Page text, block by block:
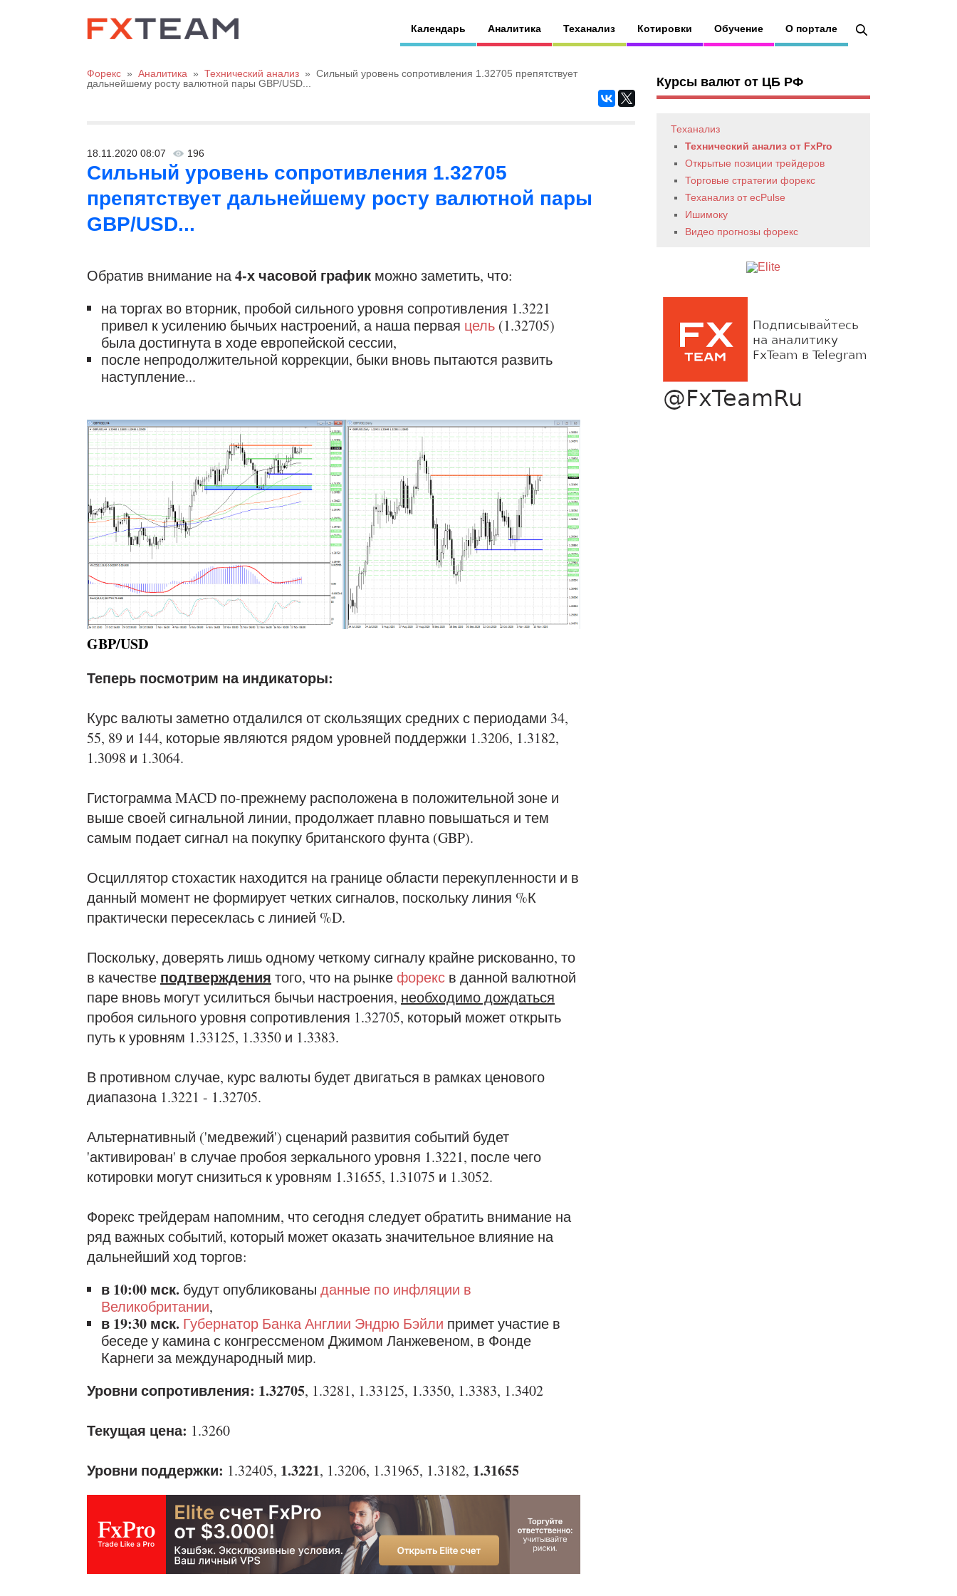
Календарь Аналитика Теханализ Котировки Обучение О портале
Форекс » Аналитика » Технический анализ » Сильный уровень сопротивления 1.32705 препятствует
дальнейшему росту валютной пары GBP/USD...
18.11.2020 08:07 196
Сильный уровень сопротивления 1.32705
препятствует дальнейшему росту валютной пары
GBP/USD...
Обратив внимание на4-х часовой график можно заметить, что:
на торгах во вторник, пробой сильного уровня сопротивления 1.3221
привел к усилению бычьих настроений, а наша первая цель (1.32705)
была достигнута в ходе европейской сессии,
после непродолжительной коррекции, быки вновь пытаются развить
наступление...
GBP/USD
Теперь посмотрим на индикаторы:
Курс валюты заметно отдалился от скользящих средних с периодами 34,
55, 89 и 144, которые являются рядом уровней поддержки 1.3206, 1.3182,
1.3098 и 1.3064.
Гистограмма MACD по-прежнему расположена в положительной зоне и
выше своей сигнальной линии, продолжает плавно повышаться и тем
самым подает сигнал на покупку британского фунта (GBP).
Осциллятор стохастик находится на границе области перекупленности и в
данный момент не формирует четких сигналов, поскольку линия %К
практически пересеклась с линией %D.
Поскольку, доверять лишь одному четкому сигналу крайне рискованно, то
в качестве подтверждения того, что на рынкефорекс в данной валютной
паре вновь могут усилиться бычьи настроения, необходимо дождаться
пробоя сильного уровня сопротивления 1.32705, который может открыть
путь к уровням 1.33125, 1.3350 и 1.3383.
В противном случае, курс валюты будет двигаться в рамках ценового
диапазона 1.3221 - 1.32705.
Альтернативный ('медвежий') сценарий развития событий будет
'активирован' в случае пробоя зеркального уровня 1.3221, после чего
котировки могут снизиться к уровням 1.31655, 1.31075 и 1.3052.
Форекс трейдерам напомним, что сегодня следует обратить внимание на
ряд важных событий, который может оказать значительное влияние на
дальнейший ход торгов:
в 10:00 мск. будут опубликованы данные по инфляции в
Великобритании,
в 19:30 мск. Губернатор Банка Англии Эндрю Бэйли примет участие в
беседе у камина с конгрессменом Джимом Ланжевеном, в Фонде
Карнеги за международный мир.
Уровни сопротивления: 1.32705, 1.3281, 1.33125, 1.3350, 1.3383, 1.3402
Текущая цена: 1.3260
Уровни поддержки: 1.32405, 1.3221, 1.3206, 1.31965, 1.3182, 1.31655
Курсы валют от ЦБ РФ
Теханализ
Технический анализ от FxPro
Открытые позиции трейдеров
Торговые стратегии форекс
Теханализ от ecPulse
Ишимоку
Видео прогнозы форекс